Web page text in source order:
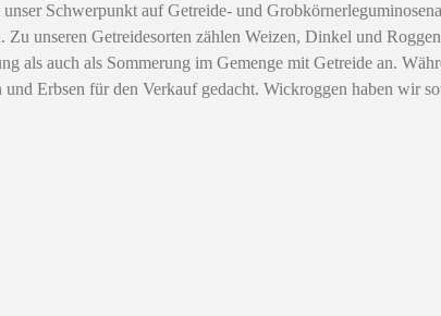
Schwerpunkt auf Getreide- und
unseren Getreidesorten zählen Weizen, Dinkel und
als auch als Sommerung im Gemenge mit Getreide an.
Erbsen für den Verkauf gedacht. Wickroggen haben wir